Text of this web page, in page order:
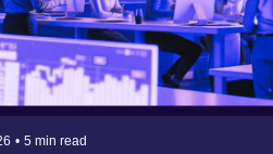
• 5 min read